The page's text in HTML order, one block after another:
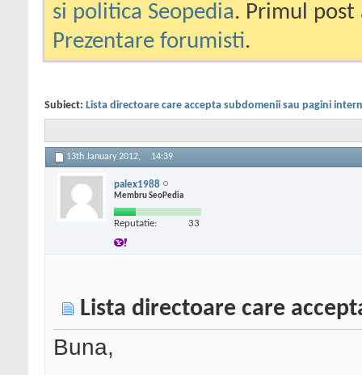
si politica Seopedia. Primul
Prezentare forumisti.
Subiect: Lista directoare care accepta subdomenii sau pagini
13th January 2012, 14:39
palex1988
Membru SeoPedia
Reputatie: 33
Lista directoare care
Buna,